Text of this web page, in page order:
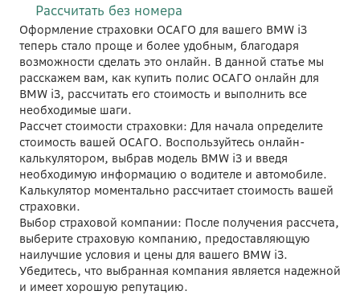
Оформление страховки ОСАГО для вашего BMW i3
теперь стало проще и более удобным, благодаря
возможности сделать это онлайн. В данной статье мы
расскажем вам, как купить полис ОСАГО онлайн для
BMW i3, рассчитать его стоимость и выполнить все
необходимые шаги.
Рассчет стоимости страховки: Для начала определите
стоимость вашей ОСАГО. Воспользуйтесь онлайн-
калькулятором, выбрав модель BMW i3 и введя
необходимую информацию о водителе и автомобиле.
Калькулятор моментально рассчитает стоимость вашей
страховки.
Выбор страховой компании: После получения рассчета,
выберите страховую компанию, предоставляющую
наилучшие условия и цены для вашего BMW i3.
Убедитесь, что выбранная компания является надежной
и имеет хорошую репутацию.